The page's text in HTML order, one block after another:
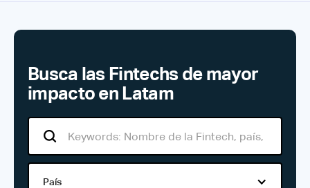
Busca las Fintechs de mayor
impacto en Latam
País